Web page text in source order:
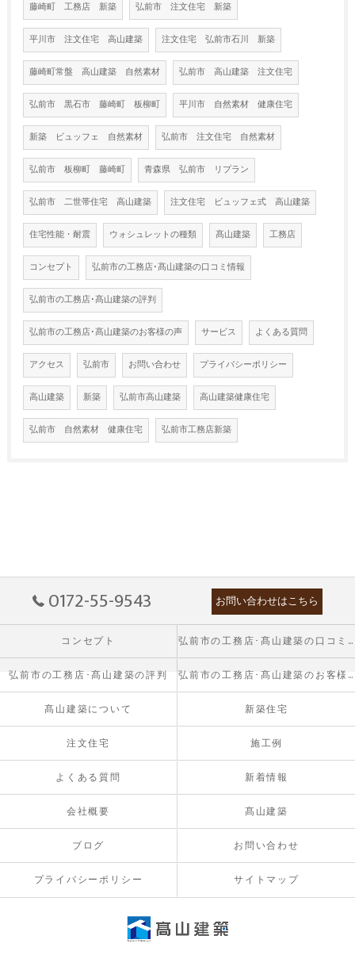
藤崎町 工務店 新築 弘前市 注文住宅 新築
平川市 注文住宅 高山建築 注文住宅 弘前市石川 新築
藤崎町常盤 高山建築 自然素材 弘前市 高山建築 注文住宅
弘前市 黒石市 藤崎町 板柳町 平川市 自然素材 健康住宅
新築 ビュッフェ 自然素材 弘前市 注文住宅 自然素材
弘前市 板柳町 藤崎町 青森県 弘前市 リプラン
弘前市 二世帯住宅 高山建築 注文住宅 ビュッフェ式 高山建築
住宅性能・耐震 ウォシュレットの種類 髙山建築 工務店
コンセプト 弘前市の工務店･髙山建築の口コミ情報
弘前市の工務店･髙山建築の評判
弘前市の工務店･髙山建築のお客様の声 サービス よくある質問
アクセス 弘前市 お問い合わせ プライバシーポリシー
高山建築 新築 弘前市高山建築 高山建築健康住宅
弘前市 自然素材 健康住宅 弘前市工務店新築
0172-55-9543 お問い合わせはこちら
コンセプト 弘前市の工務店･髙山建築の口コミ情報
弘前市の工務店･髙山建築の評判 弘前市の工務店･髙山建築のお客様の声
髙山建築について 新築住宅
注文住宅 施工例
よくある質問 新着情報
会社概要 髙山建築
ブログ お問い合わせ
プライバシーポリシー サイトマップ